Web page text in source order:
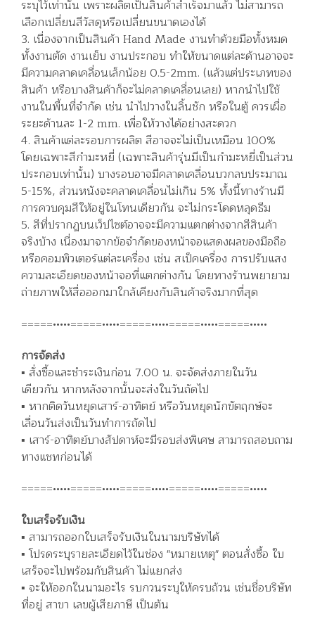
ระบุไว้เท่านั้น เพราะผลิตเป็นสินค้าสำเร็จมาแล้ว ไม่สามารถ
เลือกเปลี่ยนสีวัสดุหรือเปลี่ยนขนาดเองได้
3. เนื่องจากเป็นสินค้า Hand Made งานทำด้วยมือทั้งหมด
ทั้งงานตัด งานเย็บ งานประกอบ ทำให้ขนาดแต่ละด้านอาจจะ
มีความคลาดเคลื่อนเล็กน้อย 0.5-2mm. (แล้วแต่ประเภทของ
สินค้า หรือบางสินค้าก็จะไม่คลาดเคลื่อนเลย) หากนำไปใช้
งานในพื้นที่จำกัด เช่น นำไปวางในลิ้นชัก หรือในตู้ ควรเผื่อ
ระยะด้านละ 1-2 mm. เพื่อให้วางได้อย่างสะดวก
4. สินค้าแต่ละรอบการผลิต สีอาจจะไม่เป็นเหมือน 100%
โดยเฉพาะสีกำมะหยี่ (เฉพาะสินค้ารุ่นมีเป็นกำมะหยี่เป็นส่วน
ประกอบเท่านั้น) บางรอบอาจมีคลาดเคลื่อนบวกลบประมาณ
5-15%, ส่วนหนังจะคลาดเคลื่อนไม่เกิน 5% ทั้งนี้ทางร้านมี
การควบคุมสีให้อยู่ในโทนเดียวกัน จะไม่กระโดดหลุดธีม
5. สีที่ปรากฏบนเว็ปไซต์อาจจะมีความแตกต่างจากสีสินค้า
จริงบ้าง เนื่องมาจากข้อจำกัดของหน้าจอแสดงผลของมือถือ
หรือคอมพิวเตอร์แต่ละเครื่อง เช่น สเป็คเครื่อง การปรับแสง
ความละเอียดของหน้าจอที่แตกต่างกัน โดยทางร้านพยายาม
ถ่ายภาพให้สื่อออกมาใกล้เคียงกับสินค้าจริงมากที่สุด
=====•••••=====•••••=====•••••=====•••••=====•••••
การจัดส่ง
▪️ สั่งซื้อและชำระเงินก่อน 7.00 น. จะจัดส่งภายในวัน
เดียวกัน หากหลังจากนั้นจะส่งในวันถัดไป
▪️ หากติดวันหยุดเสาร์-อาทิตย์ หรือวันหยุดนักขัตฤกษ์จะ
เลื่อนวันส่งเป็นวันทำการถัดไป
▪️ เสาร์-อาทิตย์บางสัปดาห์จะมีรอบส่งพิเศษ สามารถสอบถาม
ทางแชทก่อนได้
=====•••••=====•••••=====•••••=====•••••=====•••••
ใบเสร็จรับเงิน
▪️ สามารถออกใบเสร็จรับเงินในนามบริษัทได้
▪️ โปรดระบุรายละเอียดไว้ในช่อง "หมายเหตุ" ตอนสั่งซื้อ ใบ
เสร็จจะไปพร้อมกับสินค้า ไม่แยกส่ง
▪️ จะให้ออกในนามอะไร รบกวนระบุให้ครบถ้วน เช่นชื่อบริษัท
ที่อยู่ สาขา เลขผู้เสียภาษี เป็นต้น